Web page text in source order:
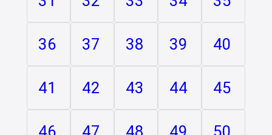
36 37 38 39 40
41 42 43 44 45
46 47 48 49 50